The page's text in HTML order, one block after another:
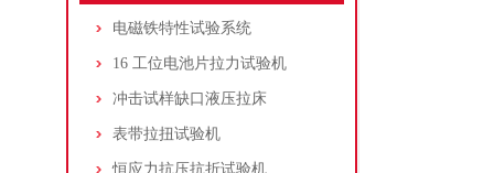
电磁铁特性试验系统
16 工位电池片拉力试验机
冲击试样缺口液压拉床
表带拉扭试验机
恒应力抗压抗折试验机